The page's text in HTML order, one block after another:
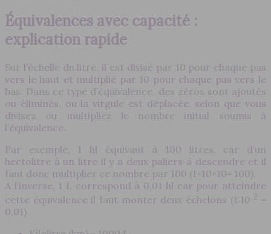
Équivalences avec capacité :
explication rapide
Sur l’échelle du litre, il est divisé par 10 pour chaque pas
vers le haut et multiplié par 10 pour chaque pas vers le
bas. Dans ce type d’équivalence, des zéros sont ajoutés
ou éliminés, ou la virgule est déplacée, selon que vous
divisez ou multipliez le nombre initial soumis à
l’équivalence.
Par exemple, 1 hl équivaut à 100 litres, car d’un
hectolitre à un litre il y a deux paliers à descendre et il
faut donc multiplier ce nombre par 100 (1×10×10= 100).
A l’inverse, 1 L correspond à 0,01 hl car pour atteindre
cette équivalence il faut monter deux échelons (1:10 2 =
0,01)